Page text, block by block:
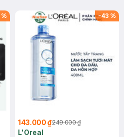
% -43 %
143.000 ₫249.000 ₫
L'Oreal